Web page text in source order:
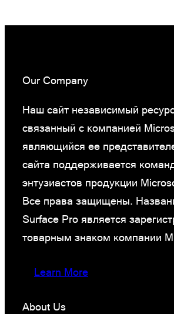
Our Company
Наш сайт независимый
связанный с компанией
являющийся ее
сайта поддерживается
энтузиастов продукции
Все права защищены.
Surface Pro является
товарным знаком компании
Learn More
About Us